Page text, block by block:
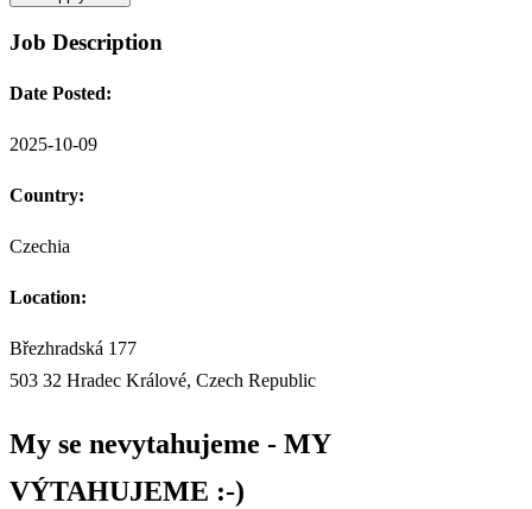
Job Description
Date Posted:
2025-10-09
Country:
Czechia
Location:
Březhradská 177
503 32 Hradec Králové, Czech Republic
My se nevytahujeme - MY
VÝTAHUJEME :-)